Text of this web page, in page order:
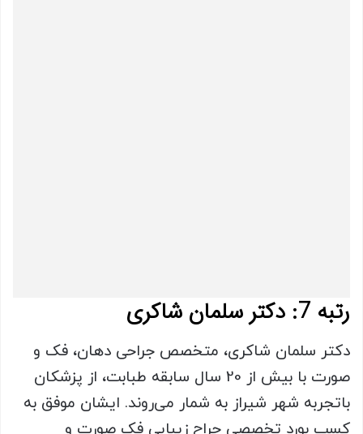
رتبه 7: دکتر سلمان شاکری
دکتر سلمان شاکری، متخصص جراحی دهان، فک و
صورت با بیش از 20 سال سابقه طبابت، از پزشکان
باتجربه شهر شیراز به شمار می‌روند. ایشان موفق به
کسب بورد تخصصی جراح زیبایی فک صورت و